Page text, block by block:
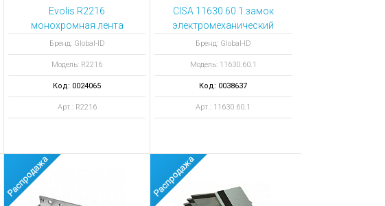
Evolis R2216
монохромная лента
Gold monochrome
ribbon 500 отпечатков
Бренд: Global-ID
Модель: R2216
Код: 0024065
Арт.: R2216
CISA 11630.60.1 замок
электромеханический
Бренд: Global-ID
Модель: 11630.60.1
Код: 0038637
Арт.: 11630.60.1